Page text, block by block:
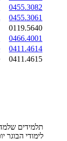
0455.3082
0455.3061
0119.5640
0466.4001
0411.4614
0411.4615
תלמידים
לימודי הבוגר